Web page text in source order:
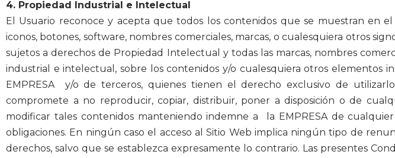
4. Propiedad Industrial e Intelectual
El Usuario reconoce y acepta que todos los contenidos que se muestran en el
iconos, botones, software, nombres comerciales, marcas, o cualesquiera otros
sujetos a derechos de Propiedad Intelectual y todas las marcas, nombres
industrial e intelectual, sobre los contenidos y/o cualesquiera otros elementos
EMPRESA y/o de terceros, quienes tienen el derecho exclusivo de
compromete a no reproducir, copiar, distribuir, poner a disposición o de
modificar tales contenidos manteniendo indemne a la EMPRESA de
obligaciones. En ningún caso el acceso al Sitio Web implica ningún tipo de
derechos, salvo que se establezca expresamente lo contrario. Las presentes